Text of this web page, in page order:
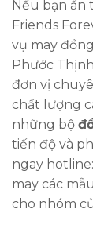
Nếu bạn ấn
Friends
vụ may
Phước
đơn vị
chất lượng
những bộ
tiến độ và
ngay hotline:
may các
cho nhóm